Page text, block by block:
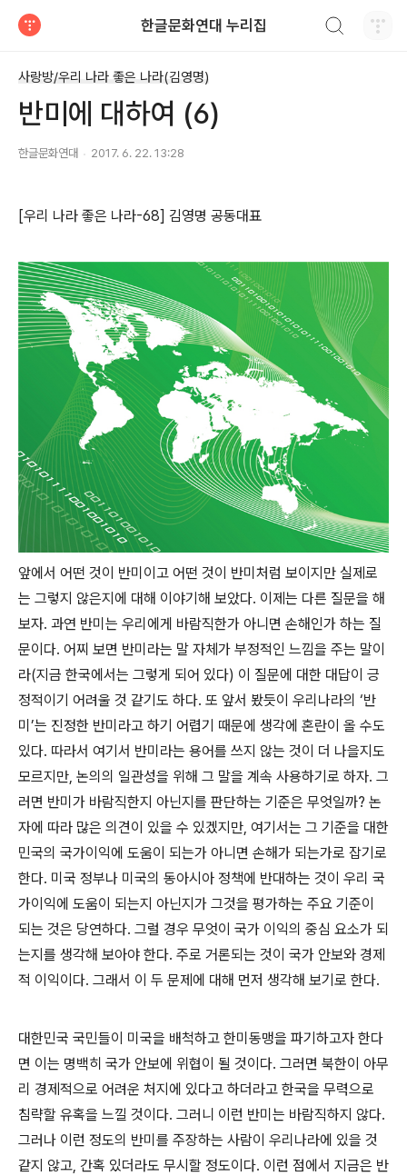
한글문화연대 누리집
사랑방/우리 나라 좋은 나라(김영명)
반미에 대하여 (6)
한글문화연대 2017. 6. 22. 13:28
[우리 나라 좋은 나라-68] 김영명 공동대표
앞에서 어떤 것이 반미이고 어떤 것이 반미처럼 보이지만 실제로
는 그렇지 않은지에 대해 이야기해 보았다. 이제는 다른 질문을 해
보자. 과연 반미는 우리에게 바람직한가 아니면 손해인가 하는 질
문이다. 어찌 보면 반미라는 말 자체가 부정적인 느낌을 주는 말이
라(지금 한국에서는 그렇게 되어 있다) 이 질문에 대한 대답이 긍
정적이기 어려울 것 같기도 하다. 또 앞서 봤듯이 우리나라의 ‘반
미’는 진정한 반미라고 하기 어렵기 때문에 생각에 혼란이 올 수도
있다. 따라서 여기서 반미라는 용어를 쓰지 않는 것이 더 나을지도
모르지만, 논의의 일관성을 위해 그 말을 계속 사용하기로 하자. 그
러면 반미가 바람직한지 아닌지를 판단하는 기준은 무엇일까? 논
자에 따라 많은 의견이 있을 수 있겠지만, 여기서는 그 기준을 대한
민국의 국가이익에 도움이 되는가 아니면 손해가 되는가로 잡기로
한다. 미국 정부나 미국의 동아시아 정책에 반대하는 것이 우리 국
가이익에 도움이 되는지 아닌지가 그것을 평가하는 주요 기준이
되는 것은 당연하다. 그럴 경우 무엇이 국가 이익의 중심 요소가 되
는지를 생각해 보아야 한다. 주로 거론되는 것이 국가 안보와 경제
적 이익이다. 그래서 이 두 문제에 대해 먼저 생각해 보기로 한다.
대한민국 국민들이 미국을 배척하고 한미동맹을 파기하고자 한다
면 이는 명백히 국가 안보에 위협이 될 것이다. 그러면 북한이 아무
리 경제적으로 어려운 처지에 있다고 하더라고 한국을 무력으로
침략할 유혹을 느낄 것이다. 그러니 이런 반미는 바람직하지 않다.
그러나 이런 정도의 반미를 주장하는 사람이 우리나라에 있을 것
같지 않고, 간혹 있더라도 무시할 정도이다. 이런 점에서 지금은 반